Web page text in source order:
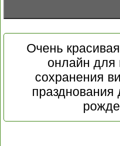
Очень
онлайн для
сохранения
празднования